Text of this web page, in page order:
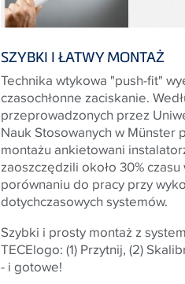
SZYBKI I ŁATWY MONTAŻ
Technika wtykowa "push-fit"
czasochłonne zaciskanie.
przeprowadzonych przez
Nauk Stosowanych w Münster
montażu ankietowani
zaoszczędzili około 30% czasu
porównaniu do pracy przy
dotychczasowych systemów.
Szybki i prosty montaż z
TECElogo: (1) Przytnij, (2)
- i gotowe!